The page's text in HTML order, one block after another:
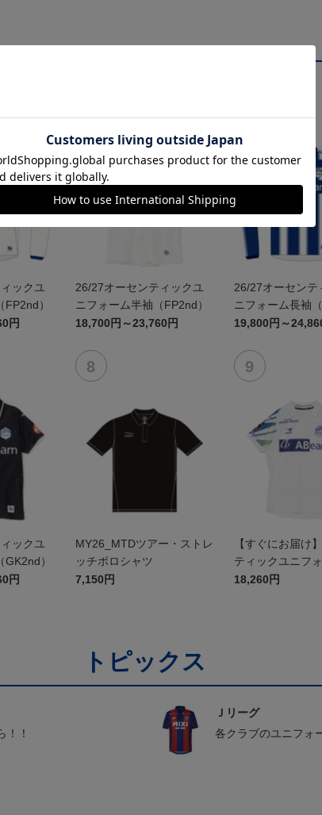
ックユ
）
円
26/27オーセンティックユ
ニフォーム半袖（FP2nd）
18,700円～23,760円
26/27オーセンテ
ニフォーム長袖
19,800円～
ックユ
）
円
MY26_MTDツアー・ストレ
ッチポロシャツ
7,150円
【すぐにお届け
ティックユニフ
（2026百年構想
18,260円
トピックス
！！
Ｊリーグ
各クラブのユニフォ